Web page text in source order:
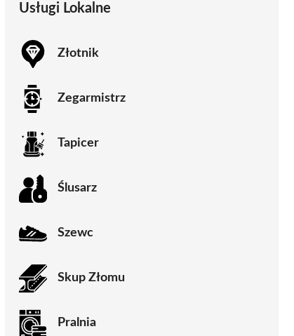
Usługi Lokalne
Złotnik
Zegarmistrz
Tapicer
Ślusarz
Szewc
Skup Złomu
Pralnia